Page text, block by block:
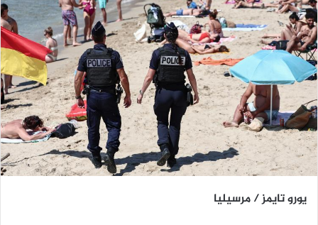
إلكترونيا
يورو تايمز / مرسيليا